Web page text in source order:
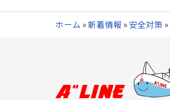
ホーム »新着情報 » 安全対策 »